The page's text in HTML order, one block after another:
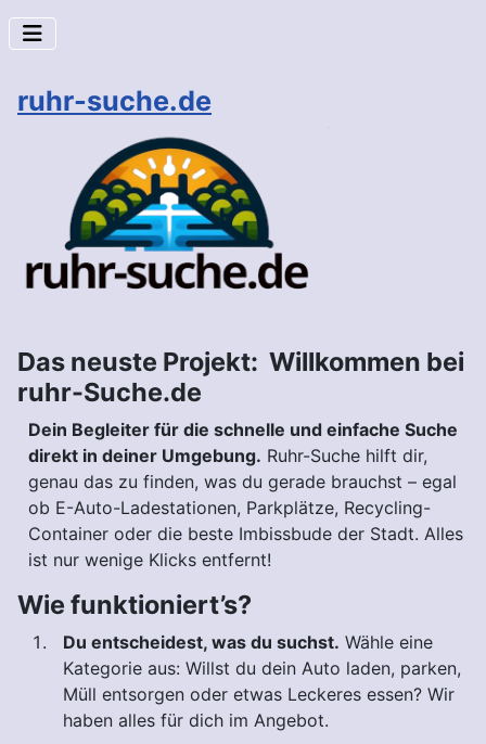
ruhr-suche.de
Das neuste Projekt: Willkommen bei
ruhr-Suche.de
Dein Begleiter für die schnelle und einfache Suche
direkt in deiner Umgebung. Ruhr-Suche hilft dir,
genau das zu finden, was du gerade brauchst – egal
ob E-Auto-Ladestationen, Parkplätze, Recycling-
Container oder die beste Imbissbude der Stadt. Alles
ist nur wenige Klicks entfernt!
Wie funktioniert’s?
Du entscheidest, was du suchst. Wähle eine
Kategorie aus: Willst du dein Auto laden, parken,
Müll entsorgen oder etwas Leckeres essen? Wir
haben alles für dich im Angebot.